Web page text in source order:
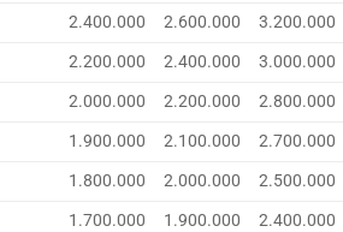
2.400.000 2.600.000
3.200.000
2.200.000 2.400.000
3.000.000
2.000.000 2.200.000
2.800.000
1.900.000 2.100.000
2.700.000
1.800.000 2.000.000
2.500.000
1.700.000 1.900.000
2.400.000